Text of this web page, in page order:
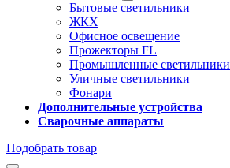
Бытовые светильники
ЖКХ
Офисное освещение
Прожекторы FL
Промышленные светильники
Уличные светильники
Фонари
Дополнительные устройства
Сварочные аппараты
Подобрать товар